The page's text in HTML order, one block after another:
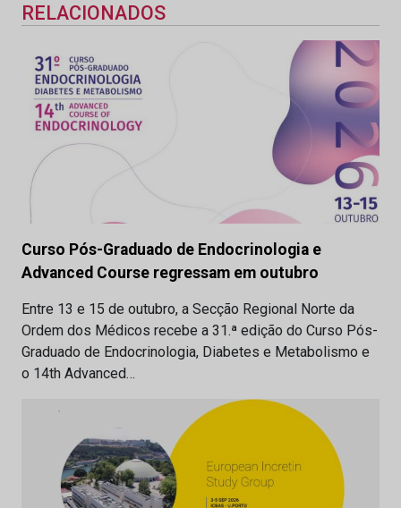
RELACIONADOS
Curso Pós-Graduado de Endocrinologia e
Advanced Course regressam em outubro
Entre 13 e 15 de outubro, a Secção Regional Norte da
Ordem dos Médicos recebe a 31.ª edição do Curso Pós-
Graduado de Endocrinologia, Diabetes e Metabolismo e
o 14th Advanced…